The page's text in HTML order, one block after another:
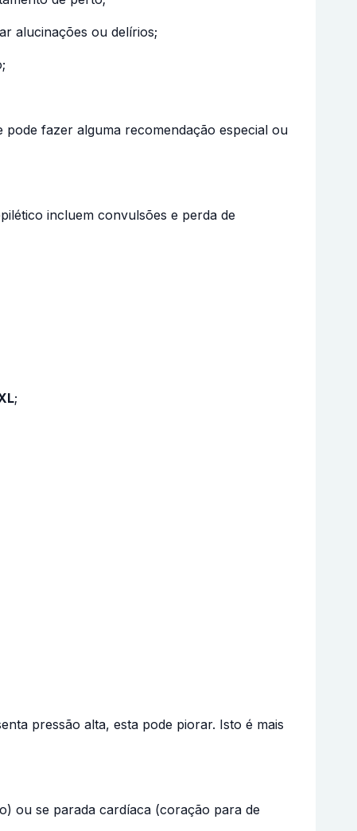
alucinações ou delírios;
pode fazer alguma recomendação especial ou
incluem convulsões e perda de
;
pressão alta, esta pode piorar. Isto é mais
ou se parada cardíaca (coração para de